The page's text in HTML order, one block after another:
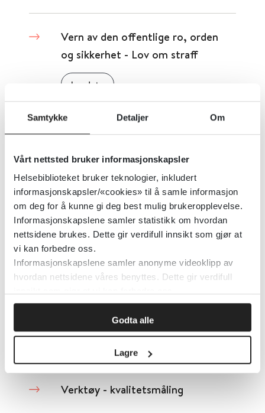
Samtykke Detaljer Om
Vårt nettsted bruker informasjonskapsler
Helsebiblioteket bruker teknologier, inkludert
informasjonskapsler/«cookies» til å samle informasjon
om deg for å kunne gi deg best mulig brukeropplevelse.
Informasjonskapslene samler statistikk om hvordan
nettsidene brukes. Dette gir verdifull innsikt som gjør at
vi kan forbedre oss.
Informasjonskapslene samler anonyme videoklipp av
hvordan nettsidene våres benyttes. Dette gir verdifull
Godta alle
Lagre
Vern av den offentlige ro, orden
og sikkerhet - Lov om straff
Lovdata
Detaljer
Verktøysamling hos Norsk selskap
for hematologi
Norsk selskap for hematologi 2015
Detaljer
Verktøykasse demens
Helsedirektoratet
Verktøy - kvalitetsmåling